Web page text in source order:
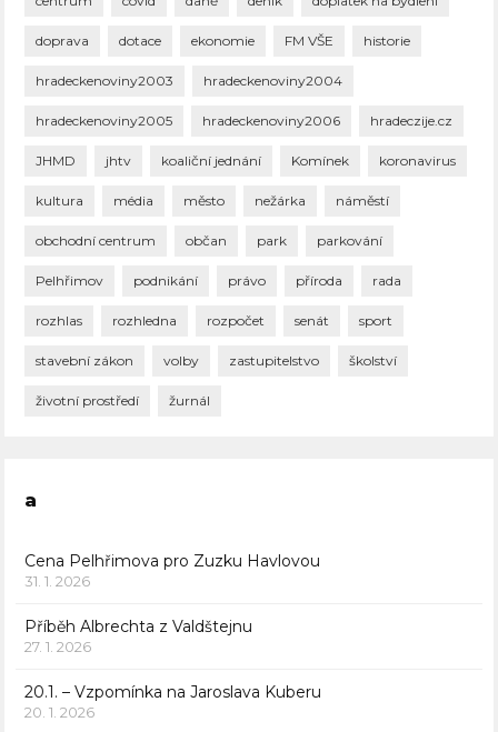
doprava dotace ekonomie FM VŠE historie
hradeckenoviny2003 hradeckenoviny2004
hradeckenoviny2005 hradeckenoviny2006 hradeczije.cz
JHMD jhtv koaliční jednání Komínek koronavirus
kultura média město nežárka náměstí
obchodní centrum občan park parkování
Pelhřimov podnikání právo příroda rada
rozhlas rozhledna rozpočet senát sport
stavební zákon volby zastupitelstvo školství
životní prostředí žurnál
a
Cena Pelhřimova pro Zuzku Havlovou
31. 1. 2026
Příběh Albrechta z Valdštejnu
27. 1. 2026
20.1. – Vzpomínka na Jaroslava Kuberu
20. 1. 2026